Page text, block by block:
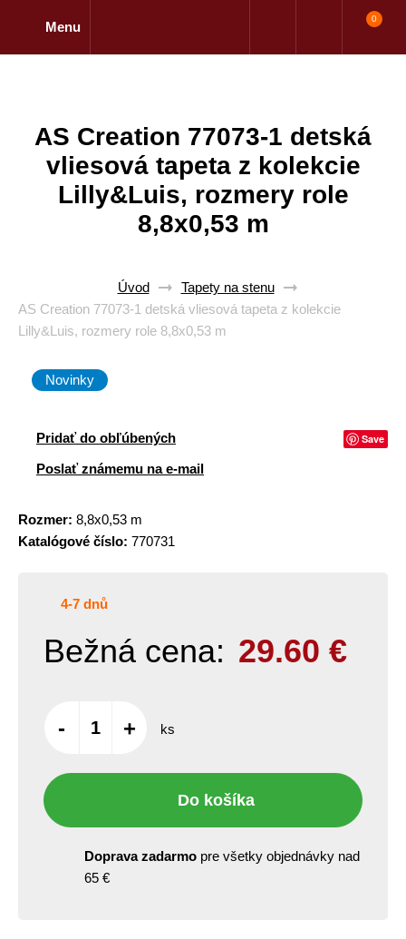
Menu
0
AS Creation 77073-1 detská
vliesová tapeta z kolekcie
Lilly&Luis, rozmery role
8,8x0,53 m
Úvod
Tapety na stenu
AS Creation 77073-1 detská vliesová tapeta z kolekcie
Lilly&Luis, rozmery role 8,8x0,53 m
Novinky
Pridať do obľúbených Save
Poslať známemu na e-mail
Rozmer: 8,8x0,53 m
Katalógové číslo: 770731
4-7 dnů
Bežná cena: 29.60 €
- + ks
Do košíka
Doprava zadarmo pre všetky objednávky nad
65 €